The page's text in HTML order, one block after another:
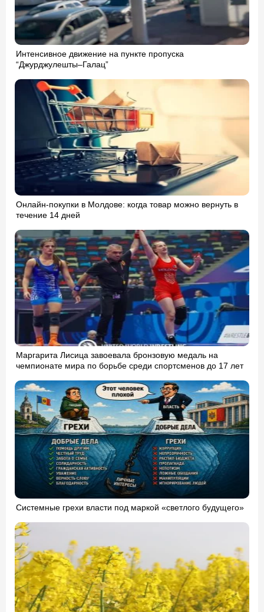
Интенсивное движение на пункте пропуска
“Джурджулешты–Галац”
Онлайн-покупки в Молдове: когда товар можно вернуть в
течение 14 дней
Маргарита Лисица завоевала бронзовую медаль на
чемпионате мира по борьбе среди спортсменов до 17 лет
Системные грехи власти под маркой «светлого будущего»